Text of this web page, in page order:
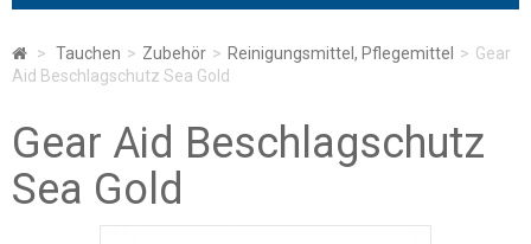
> Tauchen > Zubehör > Reinigungsmittel, Pflegemittel > Gear
Aid Beschlagschutz Sea Gold
Gear Aid Beschlagschutz
Sea Gold